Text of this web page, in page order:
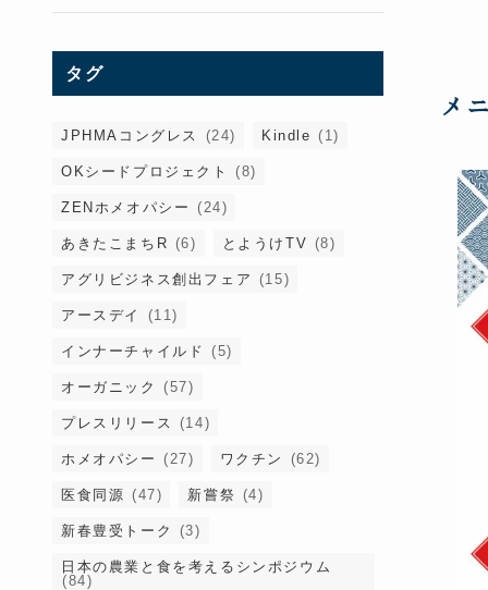
メ
タグ
JPHMAコングレス (24) Kindle (1)
OKシードプロジェクト (8)
ZENホメオパシー (24)
あきたこまちR (6) とようけTV (8)
アグリビジネス創出フェア (15)
アースデイ (11)
インナーチャイルド (5)
オーガニック (57)
プレスリリース (14)
ホメオパシー (27) ワクチン (62)
医食同源 (47) 新嘗祭 (4)
新春豊受トーク (3)
日本の農業と食を考えるシンポジウム
(84)